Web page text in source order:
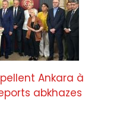
Ankara à
abkhazes